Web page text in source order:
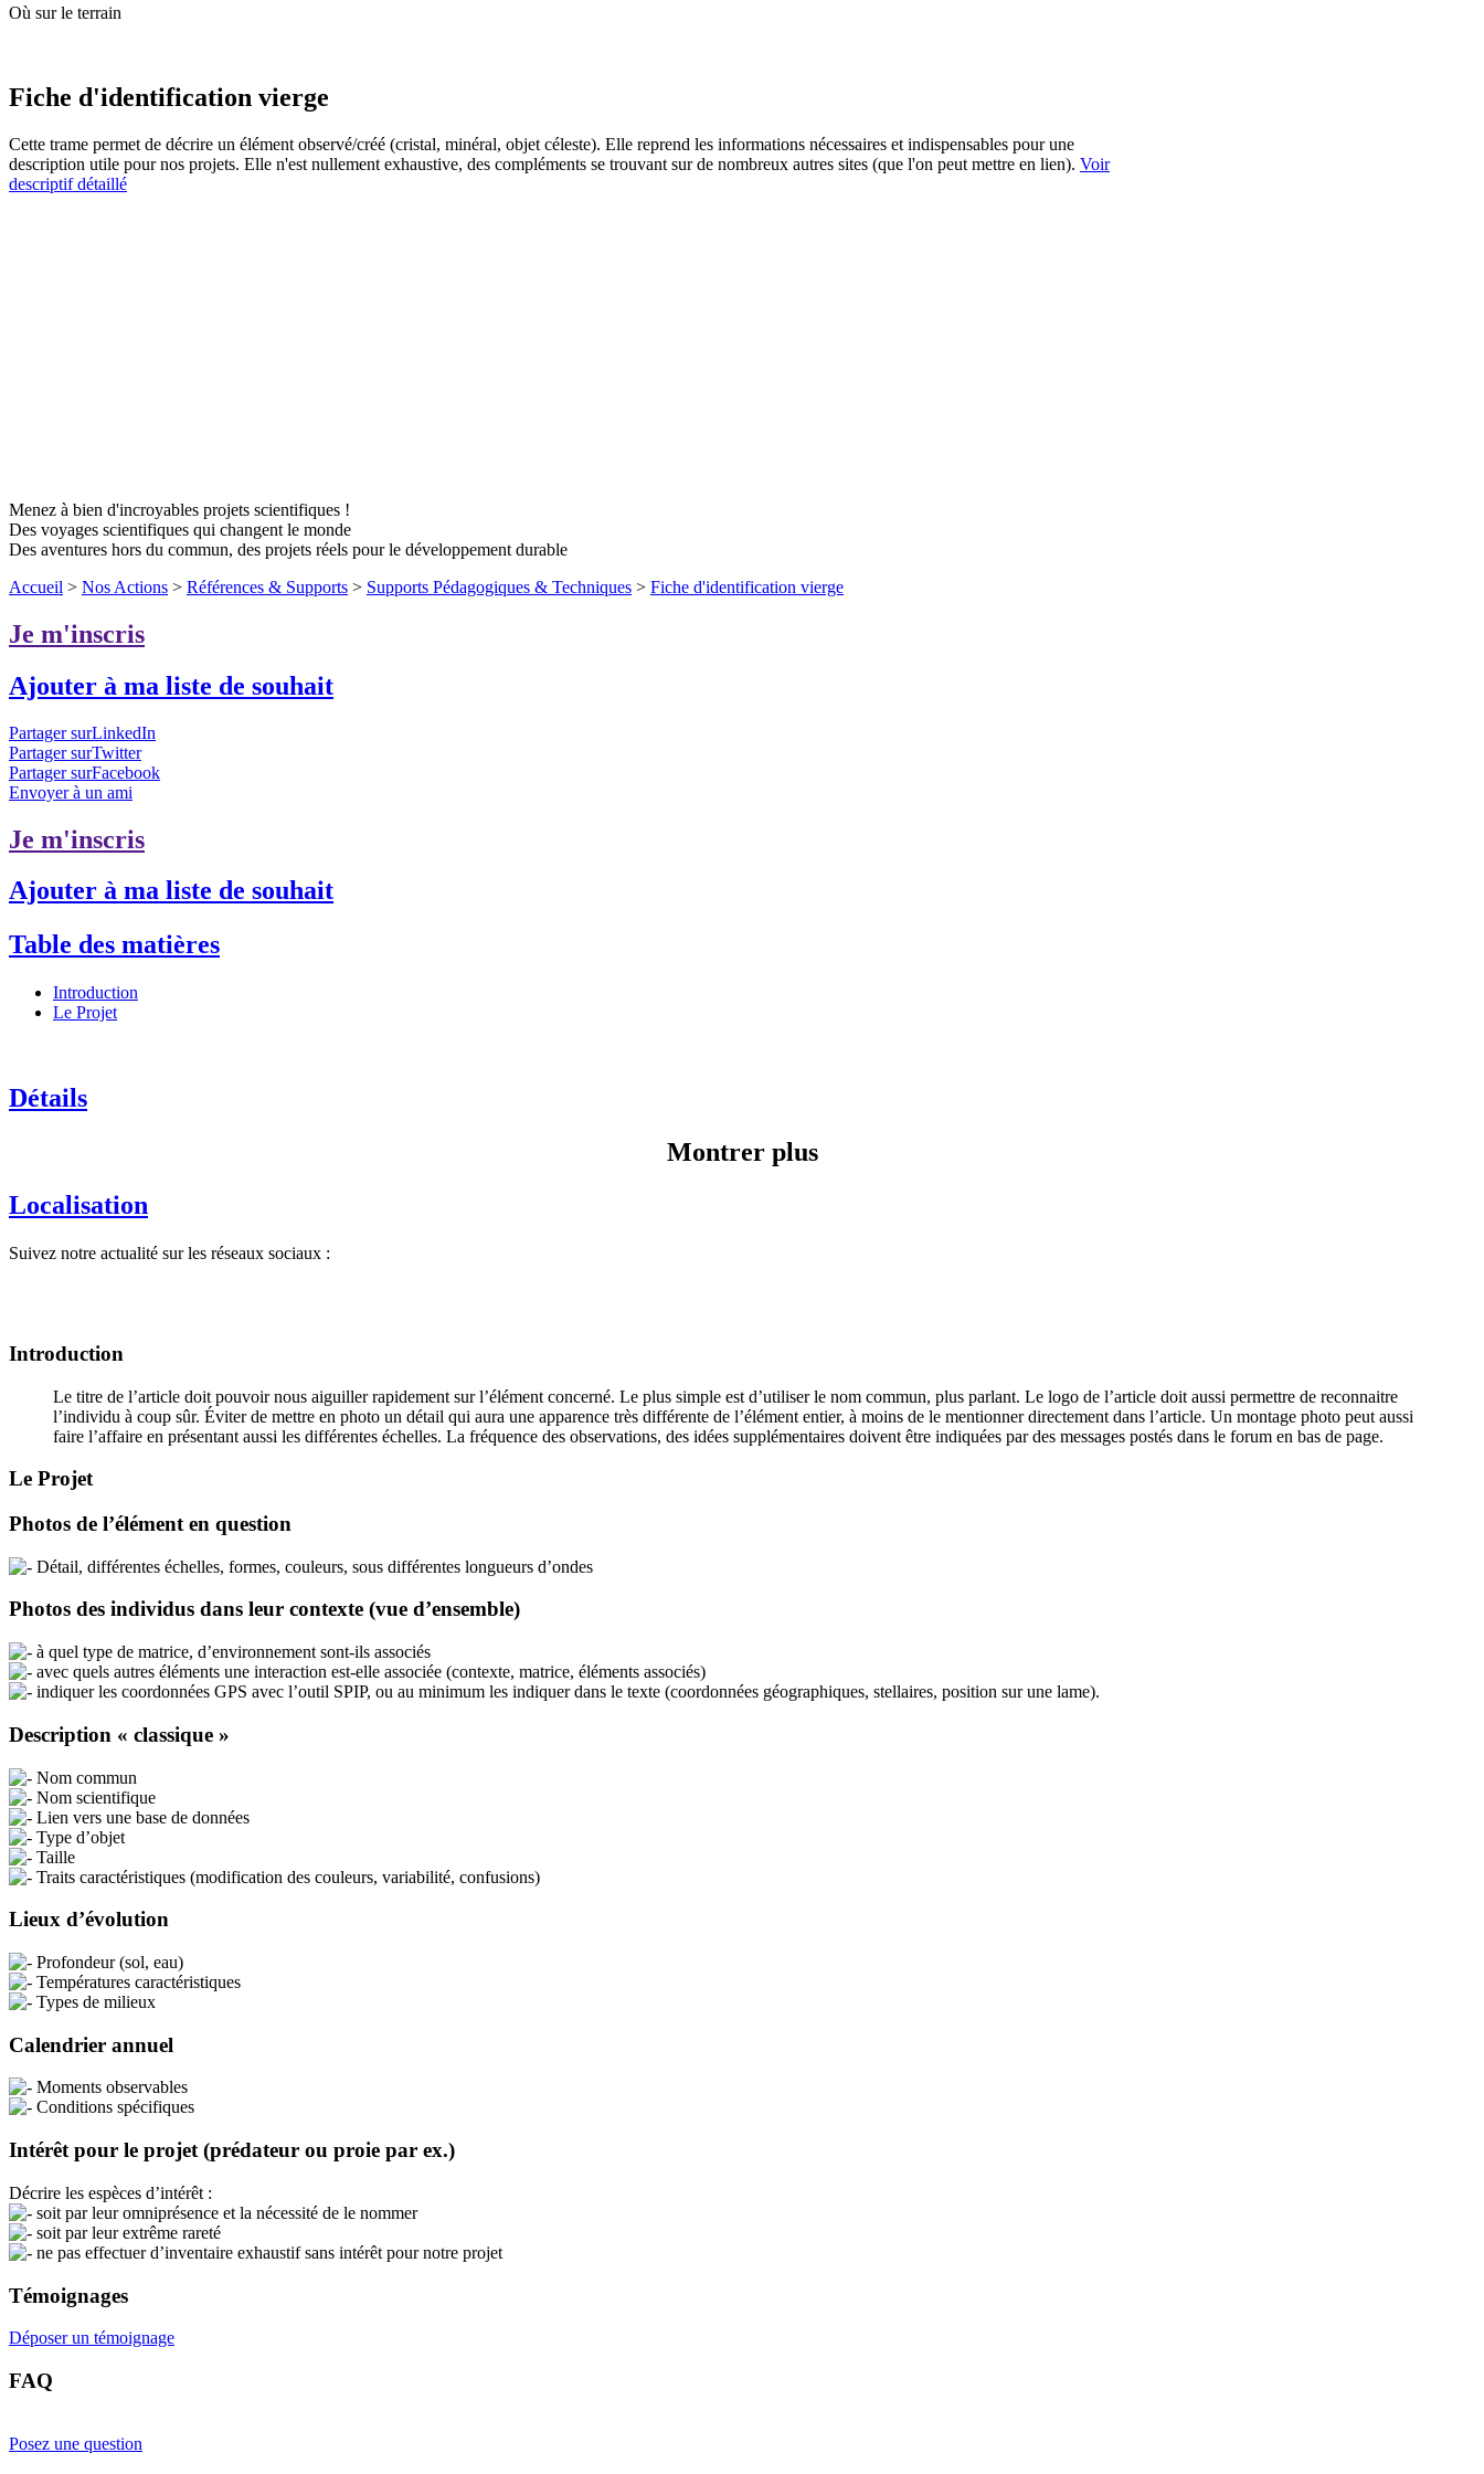
Où sur le terrain
Fiche d'identification vierge
Cette trame permet de décrire un élément observé/créé (cristal, minéral, objet céleste). Elle reprend les informations nécessaires et indispensables pour une
description utile pour nos projets. Elle n'est nullement exhaustive, des compléments se trouvant sur de nombreux autres sites (que l'on peut mettre en lien). Voir
descriptif détaillé
Menez à bien d'incroyables projets scientifiques !
Des voyages scientifiques qui changent le monde
Des aventures hors du commun, des projets réels pour le développement durable
Accueil > Nos Actions > Références & Supports > Supports Pédagogiques & Techniques > Fiche d'identification vierge
Je m'inscris
Ajouter à ma liste de souhait
Partager surLinkedIn
Partager surTwitter
Partager surFacebook
Envoyer à un ami
Je m'inscris
Ajouter à ma liste de souhait
Table des matières
Introduction
Le Projet
Détails
Montrer plus
Localisation
Suivez notre actualité sur les réseaux sociaux :
Introduction
Le titre de l’article doit pouvoir nous aiguiller rapidement sur l’élément concerné. Le plus simple est d’utiliser le nom commun, plus parlant. Le logo de l’article doit aussi permettre de reconnaitre
l’individu à coup sûr. Éviter de mettre en photo un détail qui aura une apparence très différente de l’élément entier, à moins de le mentionner directement dans l’article. Un montage photo peut aussi
faire l’affaire en présentant aussi les différentes échelles. La fréquence des observations, des idées supplémentaires doivent être indiquées par des messages postés dans le forum en bas de page.
Le Projet
Photos de l’élément en question
Détail, différentes échelles, formes, couleurs, sous différentes longueurs d’ondes
Photos des individus dans leur contexte (vue d’ensemble)
à quel type de matrice, d’environnement sont-ils associés
avec quels autres éléments une interaction est-elle associée (contexte, matrice, éléments associés)
indiquer les coordonnées GPS avec l’outil SPIP, ou au minimum les indiquer dans le texte (coordonnées géographiques, stellaires, position sur une lame).
Description « classique »
Nom commun
Nom scientifique
Lien vers une base de données
Type d’objet
Taille
Traits caractéristiques (modification des couleurs, variabilité, confusions)
Lieux d’évolution
Profondeur (sol, eau)
Températures caractéristiques
Types de milieux
Calendrier annuel
Moments observables
Conditions spécifiques
Intérêt pour le projet (prédateur ou proie par ex.)
Décrire les espèces d’intérêt :
soit par leur omniprésence et la nécessité de le nommer
soit par leur extrême rareté
ne pas effectuer d’inventaire exhaustif sans intérêt pour notre projet
Témoignages
Déposer un témoignage
FAQ
Posez une question